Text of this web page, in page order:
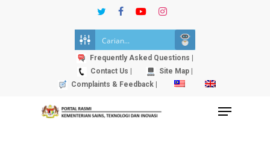
twitterfacebookyoutubeinstagram
Frequently Asked Questions |
Contact Us |
Site Map |
Complaints & Feedback |
Menu